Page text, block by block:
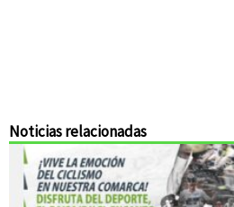
Noticias relacionadas